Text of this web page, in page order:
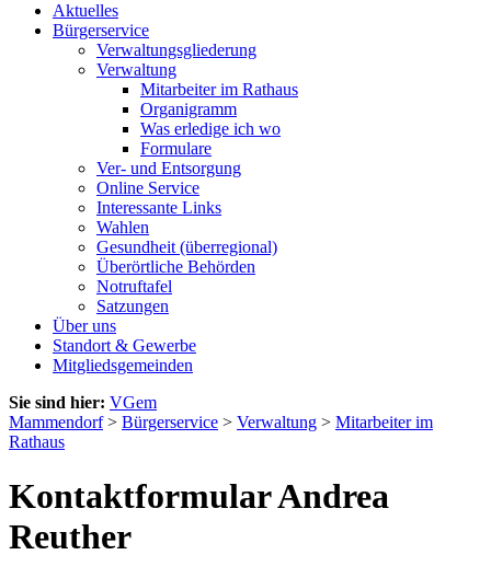
Aktuelles
Bürgerservice
Verwaltungsgliederung
Verwaltung
Mitarbeiter im Rathaus
Organigramm
Was erledige ich wo
Formulare
Ver- und Entsorgung
Online Service
Interessante Links
Wahlen
Gesundheit (überregional)
Überörtliche Behörden
Notruftafel
Satzungen
Über uns
Standort & Gewerbe
Mitgliedsgemeinden
Sie sind hier: VGem
Mammendorf> Bürgerservice > Verwaltung > Mitarbeiter im
Rathaus
Kontaktformular Andrea
Reuther